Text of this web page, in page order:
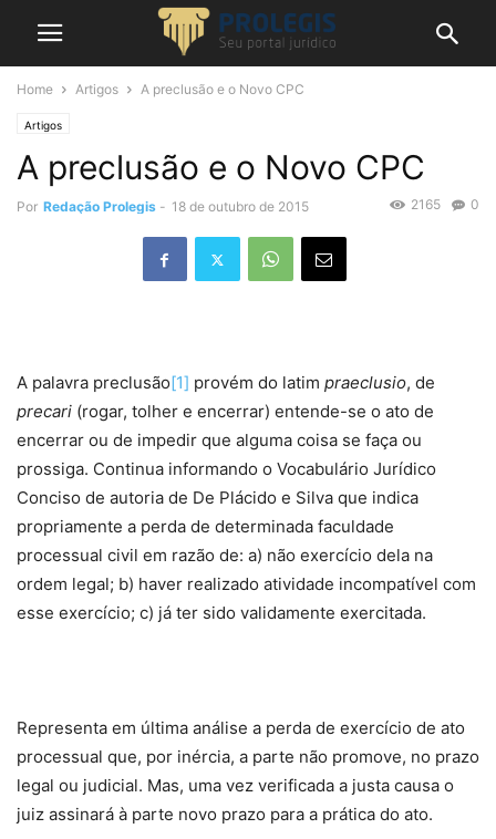
Home Artigos A preclusão e o Novo CPC
Artigos
A preclusão e o Novo CPC
Por Redação Prolegis - 18 de outubro de 2015 0
2165
A palavra preclusão[1] provém do latim praeclusio, de
precari (rogar, tolher e encerrar) entende-se o ato de
encerrar ou de impedir que alguma coisa se faça ou
prossiga. Continua informando o Vocabulário Jurídico
Conciso de autoria de De Plácido e Silva que indica
propriamente a perda de determinada faculdade
processual civil em razão de: a) não exercício dela na
ordem legal; b) haver realizado atividade incompatível com
esse exercício; c) já ter sido validamente exercitada.
Representa em última análise a perda de exercício de ato
processual que, por inércia, a parte não promove, no prazo
legal ou judicial. Mas, uma vez verificada a justa causa o
juiz assinará à parte novo prazo para a prática do ato.